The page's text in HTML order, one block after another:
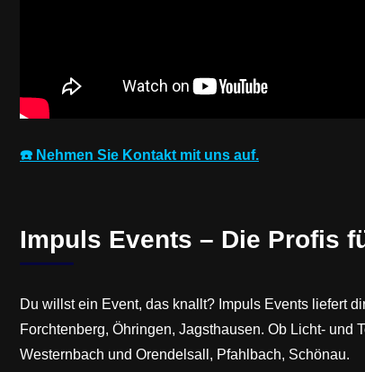
☎️ Nehmen Sie Kontakt mit uns auf.
Impuls Events – Die Profis
Du willst ein Event, das knallt? Impuls Events liefert
Forchtenberg, Öhringen, Jagsthausen. Ob Licht-
Westernbach und Orendelsall, Pfahlbach, Schönau.